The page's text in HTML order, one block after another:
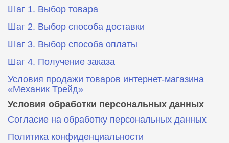
Шаг 1. Выбор товара
Шаг 2. Выбор способа доставки
Шаг 3. Выбор способа оплаты
Шаг 4. Получение заказа
Условия продажи товаров интернет-магазина
«Механик Трейд»
Условия обработки персональных данных
Согласие на обработку персональных данных
Политика конфиденциальности